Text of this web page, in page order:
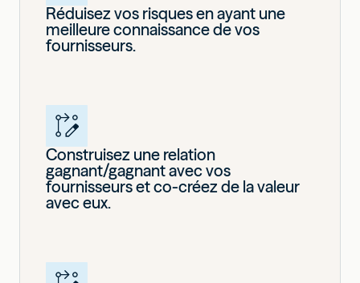
Réduisez vos risques en ayant une
meilleure connaissance de vos
fournisseurs.
Construisez une relation
gagnant/gagnant avec vos
fournisseurs et co-créez de la valeur
avec eux.